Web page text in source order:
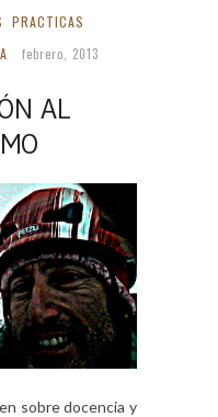
PRACTICAS
febrero, 2013
AL
sobre docencia y